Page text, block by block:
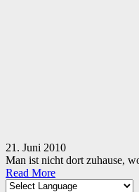
21. Juni 2010
Man ist nicht dort zuhause,
Read More